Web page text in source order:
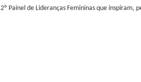
2º Painel de Lideranças Femininas que inspiram,